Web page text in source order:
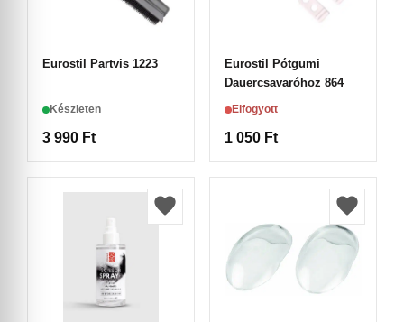
Eurostil Partvis 1223
Készleten
3 990 Ft
Eurostil Pótgumi
Dauercsavaróhoz 864
Elfogyott
1 050 Ft